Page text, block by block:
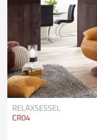
RELAXSESSEL
CR04